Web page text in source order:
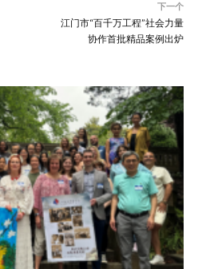
下一个
江门市“百千万工程”社会力量
协作首批精品案例出炉